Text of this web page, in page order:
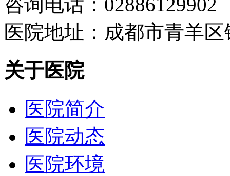
医院地址：成都市青羊
关于医院
医院简介
医院动态
医院环境